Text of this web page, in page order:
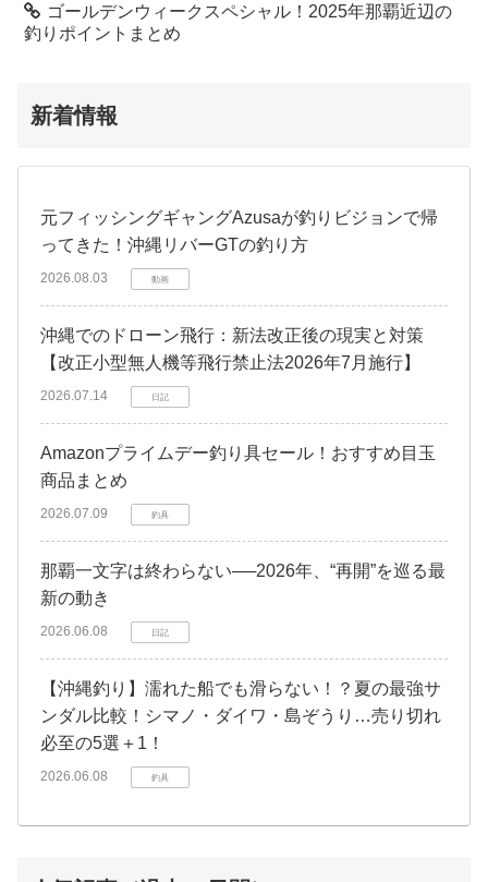
ゴールデンウィークスペシャル！2025年那覇近辺の
釣りポイントまとめ
新着情報
元フィッシングギャングAzusaが釣りビジョンで帰
ってきた！沖縄リバーGTの釣り方
2026.08.03 動画
沖縄でのドローン飛行：新法改正後の現実と対策
【改正小型無人機等飛行禁止法2026年7月施行】
2026.07.14 日記
Amazonプライムデー釣り具セール！おすすめ目玉
商品まとめ
2026.07.09 釣具
那覇一文字は終わらない──2026年、“再開”を巡る最
新の動き
2026.06.08 日記
【沖縄釣り】濡れた船でも滑らない！？夏の最強サ
ンダル比較！シマノ・ダイワ・島ぞうり…売り切れ
必至の5選＋1！
2026.06.08 釣具